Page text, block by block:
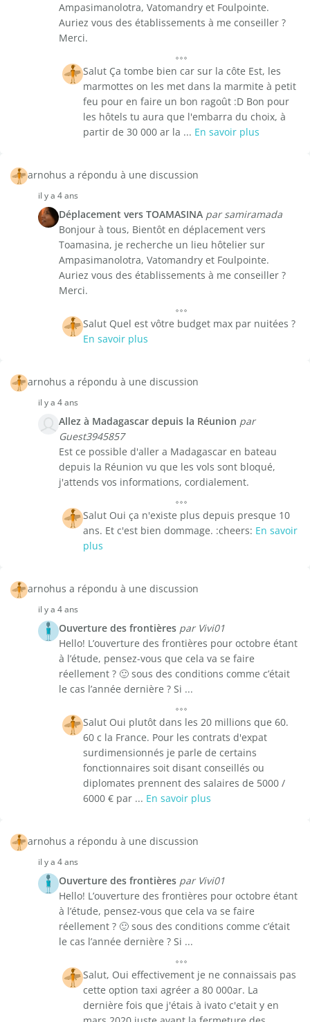
Ampasimanolotra, Vatomandry et Foulpointe.
Auriez vous des établissements à me conseiller ?
Merci.
Salut Ça tombe bien car sur la côte Est, les
marmottes on les met dans la marmite à petit
feu pour en faire un bon ragoût :D Bon pour
les hôtels tu aura que l'embarra du choix, à
partir de 30 000 ar la ... En savoir plus
arnohus a répondu à une discussion
il y a 4 ans
Déplacement vers TOAMASINA par samiramada
Bonjour à tous, Bientôt en déplacement vers
Toamasina, je recherche un lieu hôtelier sur
Ampasimanolotra, Vatomandry et Foulpointe.
Auriez vous des établissements à me conseiller ?
Merci.
Salut Quel est vôtre budget max par nuitées ?
En savoir plus
arnohus a répondu à une discussion
il y a 4 ans
Allez à Madagascar depuis la Réunion par
Guest3945857
Est ce possible d'aller a Madagascar en bateau
depuis la Réunion vu que les vols sont bloqué,
j'attends vos informations, cordialement.
Salut Oui ça n'existe plus depuis presque 10
ans. Et c'est bien dommage. :cheers: En savoir
plus
arnohus a répondu à une discussion
il y a 4 ans
Ouverture des frontières par Vivi01
Hello! L’ouverture des frontières pour octobre étant
à l’étude, pensez-vous que cela va se faire
réellement ? 🙂 sous des conditions comme c’était
le cas l’année dernière ? Si ...
Salut Oui plutôt dans les 20 millions que 60.
60 c la France. Pour les contrats d'expat
surdimensionnés je parle de certains
fonctionnaires soit disant conseillés ou
diplomates prennent des salaires de 5000 /
6000 € par ... En savoir plus
arnohus a répondu à une discussion
il y a 4 ans
Ouverture des frontières par Vivi01
Hello! L’ouverture des frontières pour octobre étant
à l’étude, pensez-vous que cela va se faire
réellement ? 🙂 sous des conditions comme c’était
le cas l’année dernière ? Si ...
Salut, Oui effectivement je ne connaissais pas
cette option taxi agréer a 80 000ar. La
dernière fois que j'étais à ivato c'etait y en